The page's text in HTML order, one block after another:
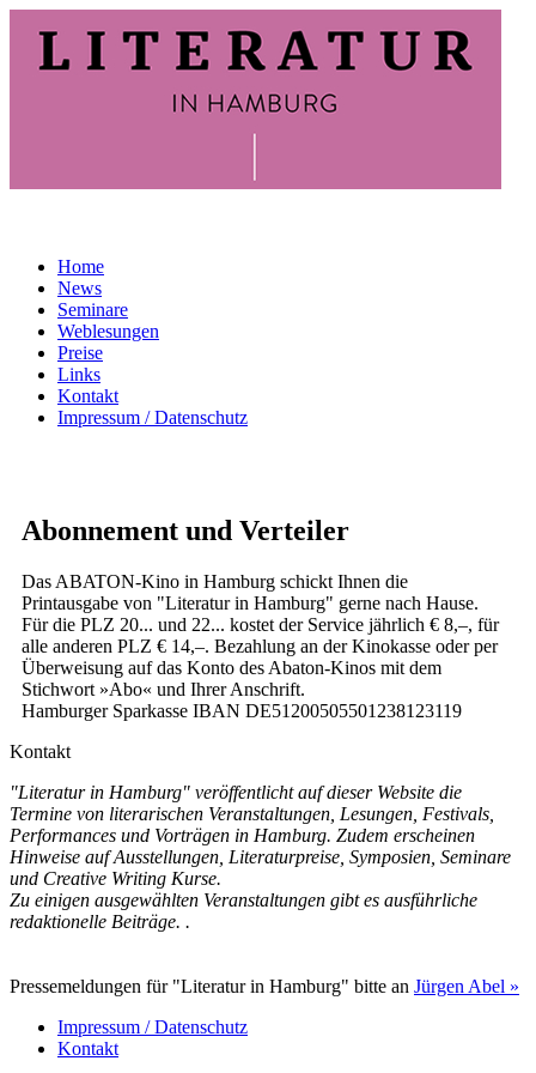
Home
News
Seminare
Weblesungen
Preise
Links
Kontakt
Impressum / Datenschutz
Abonnement und Verteiler
Das ABATON-Kino in Hamburg schickt Ihnen die
Printausgabe von "Literatur in Hamburg" gerne nach Hause.
Für die PLZ 20... und 22... kostet der Service jährlich € 8,–, für
alle anderen PLZ € 14,–. Bezahlung an der Kinokasse oder per
Überweisung auf das Konto des Abaton-Kinos mit dem
Stichwort »Abo« und Ihrer Anschrift.
Hamburger Sparkasse IBAN DE51200505501238123119
Kontakt
"Literatur in Hamburg" veröffentlicht auf dieser Website die
Termine von literarischen Veranstaltungen, Lesungen, Festivals,
Performances und Vorträgen in Hamburg. Zudem erscheinen
Hinweise auf Ausstellungen, Literaturpreise, Symposien, Seminare
und Creative Writing Kurse.
Zu einigen ausgewählten Veranstaltungen gibt es ausführliche
redaktionelle Beiträge. .
Pressemeldungen für "Literatur in Hamburg" bitte an Jürgen Abel »
Impressum / Datenschutz
Kontakt